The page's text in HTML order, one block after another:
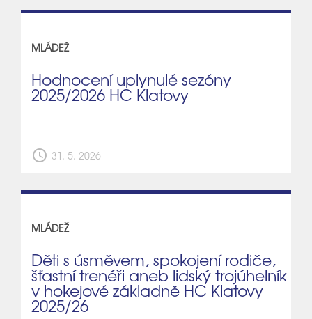
MLÁDEŽ
Hodnocení uplynulé sezóny
2025/2026 HC Klatovy
schedule 31. 5. 2026
MLÁDEŽ
Děti s úsměvem, spokojení rodiče,
šťastní trenéři aneb lidský trojúhelník
v hokejové základně HC Klatovy
2025/26